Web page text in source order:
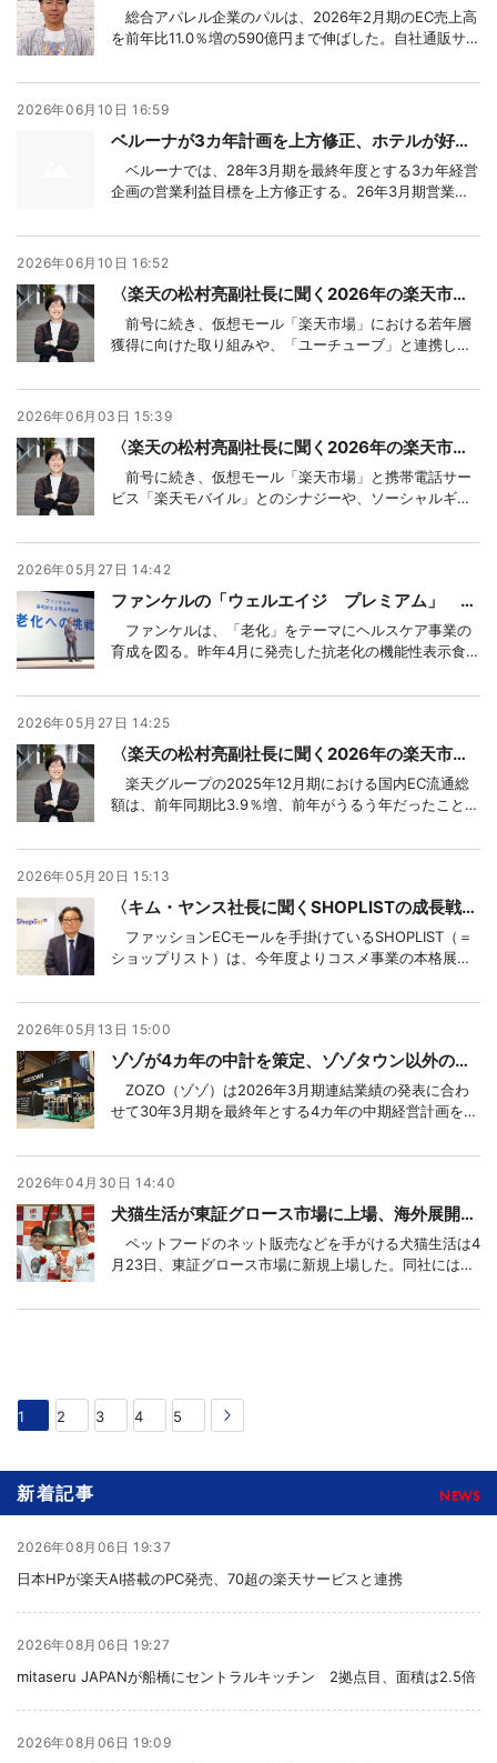
総合アパレル企業のパルは、2026年2月期のEC売上高
を前年比11.0％増の590億円まで伸ばした。自社通販サイ
もあって好調を維持。衣料品のEC化率は40.8％とアパレ
ル業界では高水準だ。「SNSやデータ活用も不可欠だ
が、結局は商品力が大事」と語る
2026年06月10日 16:59
ベルーナが3カ年計画を上方修正、ホテルが好調 フレンドリーは事業撤退
ベルーナでは、28年3月期を最終年度とする3カ年経営
企画の営業利益目標を上方修正する。26年3月期営業利
3月期における営業利益165億円を上回った。27年3月期
は売上高2210億円（当初計画は2296億円）、営業利益
175億円（同150億円
2026年06月10日 16:52
〈楽天の松村亮副社長に聞く2026年の楽天市場 ③〉 「ユーチューブ連携、反響大」、若年層意識した施策続々
前号に続き、仮想モール「楽天市場」における若年層
獲得に向けた取り組みや、「ユーチューブ」と連携した
員コマース＆マーケティングカンパニープレジデントに
聞いた。
2026年06月03日 15:39
〈楽天の松村亮副社長に聞く2026年の楽天市場②〉 「感謝祭、第3の柱に」、「Link」からの誘導に成果
前号に続き、仮想モール「楽天市場」と携帯電話サー
ビス「楽天モバイル」とのシナジーや、ソーシャルギフ
社長執行役員コマース＆マーケティングカンパニープレ
ジデントに聞いた。
2026年05月27日 14:42
ファンケルの「ウェルエイジ プレミアム」 老化研究の投資強化、国内売上100億円目指す
ファンケルは、「老化」をテーマにヘルスケア事業の
育成を図る。昨年4月に発売した抗老化の機能性表示食品
づけ、継続的に投資を強化。2035年に製品単体で国内売
上高100億円の事業に育てる。
2026年05月27日 14:25
〈楽天の松村亮副社長に聞く2026年の楽天市場 ① 〉 「AI検索時代に対応」、アプリ内AIが流通額増に貢献
楽天グループの2025年12月期における国内EC流通総
額は、前年同期比3.9％増、前年がうるう年だったことの
モール「楽天市場」においては昨年12月、エージェント
型AIツール「Rakuten AI」を、楽天市場アプリに搭載し
たほか、店舗管理シス
2026年05月20日 15:13
〈キム・ヤンス社長に聞くSHOPLISTの成長戦略〉 コスメ事業を本格始動、韓国有力ブランドを続々開拓
ファッションECモールを手掛けているSHOPLIST（＝
ショップリスト）は、今年度よりコスメ事業の本格展開
り扱いを強化することで、顧客層の拡大を図っていく考
え。ショップリストが描く今後のモール事業の方向性に
ついて、キム・ヤンス社長に聞いた。
2026年05月13日 15:00
ゾゾが4カ年の中計を策定、ゾゾタウン以外の開拓強化
ZOZO（ゾゾ）は2026年3月期連結業績の発表に合わ
せて30年3月期を最終年とする4カ年の中期経営計画を策
ながら、ファッション周辺領域への進出を加速し、新規
事業が生み出す利益を含めた30年3月期のチャレンジ目
標として調整後EBITAを26年3月期
2026年04月30日 14:40
犬猫生活が東証グロース市場に上場、海外展開やM＆Aなど強化
ペットフードのネット販売などを手がける犬猫生活は4
月23日、東証グロース市場に新規上場した。同社には、
資していることもあって注目を集めたが、初値は公開価
1 2 3 4 5
新着記事 NEWS
2026年08月06日 19:37
日本HPが楽天AI搭載のPC発売、70超の楽天サービスと連携
2026年08月06日 19:27
mitaseru JAPANが船橋にセントラルキッチン 2拠点目、面積は2.5倍
2026年08月06日 19:09